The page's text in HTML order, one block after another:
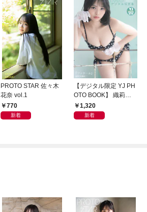
PROTO STAR 佐々木
花奈 vol.1
770
新着
【デジタル限定 YJ PH
OTO BOOK】 織莉叶
（#Mooove！）写真集
「『ファタール』」
1,320
新着